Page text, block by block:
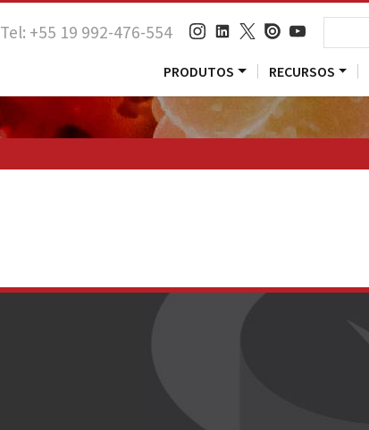
Tel: +55 19 992-476-554
PRODUTOS RECURSOS